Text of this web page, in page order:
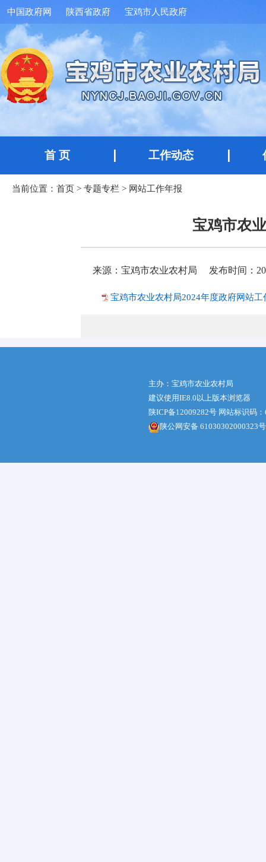
中国政府网 陕西省政府 宝鸡市人民政府
首 页 工作动态
当前位置： 首页 > 专题专栏 > 网站工作年报
宝鸡市农
来源：宝鸡市农业农村局 发布时间：
宝鸡市农业农村局2024年度政府网站
主办：宝鸡市农业农村局
建议使用IE8.0以上版本浏览器
陕ICP备12009282号 网站标识码
陕公网安备 61030302000323号